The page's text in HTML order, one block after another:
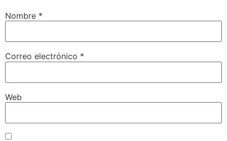
Nombre *
Correo electrónico *
Web